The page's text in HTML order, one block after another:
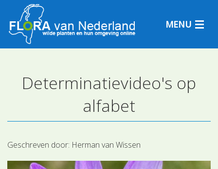
MENU
Plantensoorten
Determineren
Determinatievideo's op
alfabet
Geschreven door: Herman van Wissen